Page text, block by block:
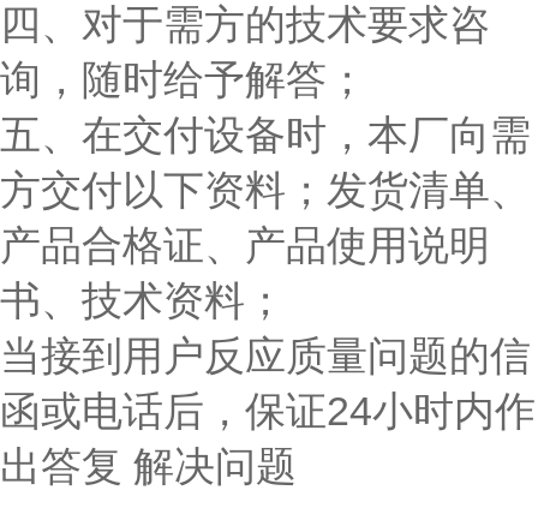
四、对于需方的技术要求咨
询，随时给予解答；
五、在交付设备时，本厂向需
方交付以下资料；发货清单、
产品合格证、产品使用说明
书、技术资料；
当接到用户反应质量问题的信
函或电话后，保证24小时内作
出答复 解决问题